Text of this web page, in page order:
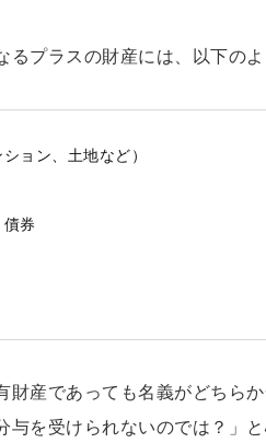
るプラスの財産には、以下のよ
ョン、土地など）
債券
財産であっても名義がどちら
与を受けられないのでは？」